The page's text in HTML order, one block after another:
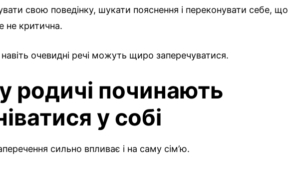
свою поведінку, шукати пояснення і переконувати себе, що
не критична.
очевидні речі можуть щиро заперечуватися.
родичі починають
у собі
сильно впливає і на саму сім’ю.